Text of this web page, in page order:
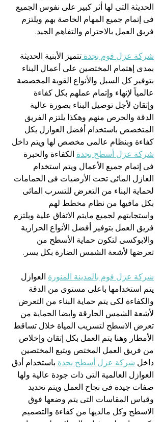
الحديثة التى لها أثر كبير على نفوس الجميع
فى إتمام جميع المهام الخاصة بهم ويلتزم
فريق العمل بالاحترام والتفاهم الجيد.
شركة عزل فوم بجدة تتميز الأبنية الحديثة
بمدى إهتمام المختصين على أعمال البناء
بتوفير كل السبل والأنواع القوية المخصصة
عالمياً لإنهاء وإتمام عملهم بكل كفاءة
وإتقان لأجل توصيل البناء بصورة عالية
الدقة والحرص منهم وهكذا يلتزم الفريق
المتخصص باستخدام أفضل العوازل بكل
كفاءة وبنظام عالمى مخصص لها ويتم داخل
شركة عزل أسطح بجدة الكفاءة والخبرة
فى إتمام جميع الأعمال ويتم استخدام
العازل المائى تحت الأرضيات فى الحمامات
لحماية البناء من التعرض للتسرب المائى
بكل مافيها من نظام مخطط لهم
واستجابتهم لجميع مايتم الاتفاق علية ويلتزم
فريق العمل بتوفير أفضل الأنواع الحرارية
والابوكسى لتكون حماية الأسطح من
تعرضها لأشعة الشمس الضارة بكل يسر.
شركة عزل فوم بالمدينة المنورة العوازل
يتم استخدامها باعلى مستوى من الدقة
والكفاءة لكى يتم حماية البناء من التعرض
لأشعة الشمس الحارقة وابضا الحماية من
تعرض الاسطح لتسريب المياة خلال تساقط
الأمطار وهنا يتم العمل بكل إتقان وإخلاص
من فريق العمل المختص ويتبع المختصين
داخل شركة عزل أسطح بجدة باستخدام أدق
العوازل العالمية التى ذات جودة عالية ولها
صفات جيدة فى نجاح العمل ويتم تحديد
وقياس المقاسات التى يتم وضعها فوق
الاسطح وكل مالديها من كفاءة والتصميم